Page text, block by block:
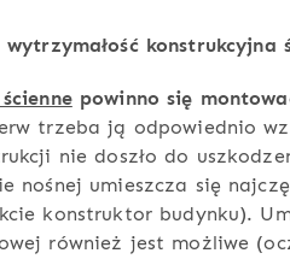
wytrzymałość konstrukcyjna
powinno się
trzeba ją odpowiednio
nie doszło do
nośnej umieszcza się
konstruktor budynku).
również jest możliwe